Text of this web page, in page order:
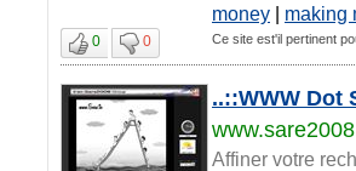
money | making
0 0 Ce site est'il pertinent
..::WWW Dot
Affiner votre